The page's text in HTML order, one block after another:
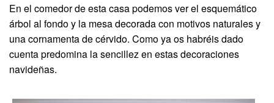
En el comedor de esta casa podemos ver el esquemático
árbol al fondo y la mesa decorada con motivos naturales y
una cornamenta de cérvido. Como ya os habréis dado
cuenta predomina la sencillez en estas decoraciones
navideñas.